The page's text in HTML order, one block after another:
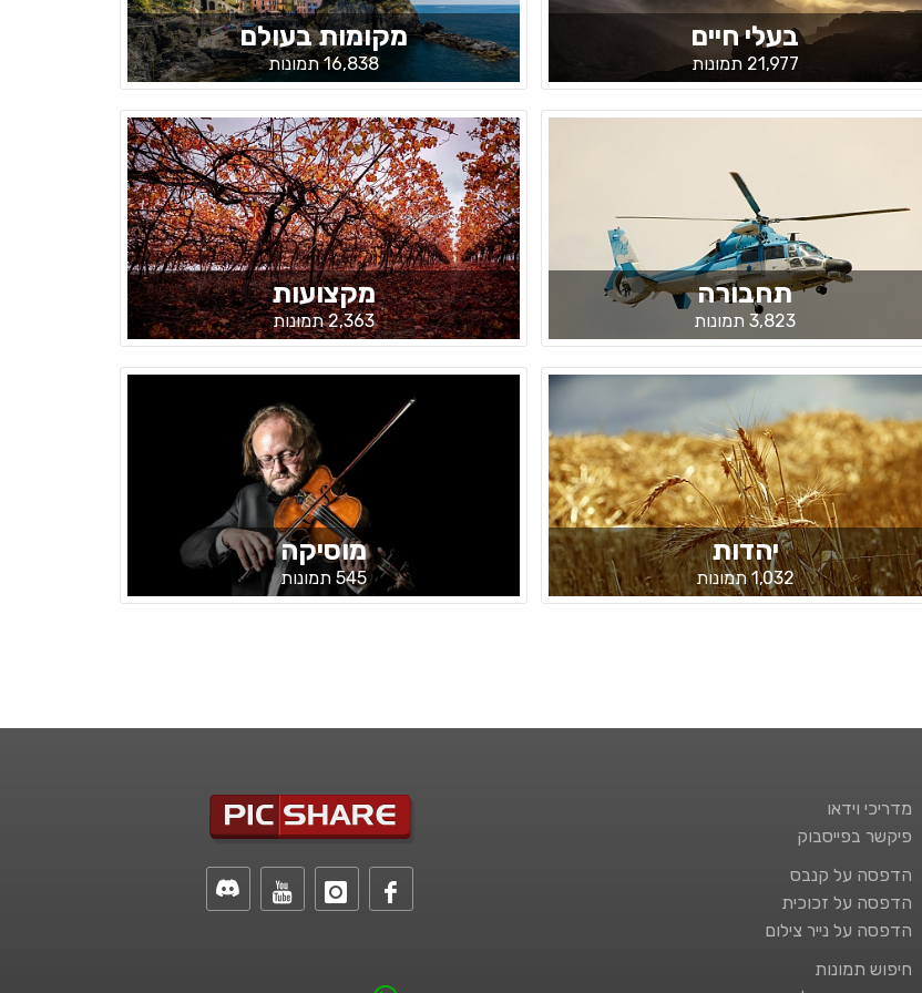
בעלי חיים
21,977 תמונות
מקומות בעולם
16,838 תמונות
תחבורה
3,823 תמונות
מקצועות
2,363 תמונות
יהדות
1,032 תמונות
מוסיקה
545 תמונות
מדריכי וידאו
פיקשר בפייסבוק
הדפסה על קנבס
הדפסה על זכוכית
הדפסה על נייר צילום
חיפוש תמונות